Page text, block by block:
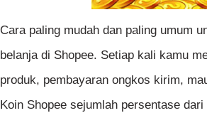
Cara paling mudah dan paling umum
belanja di Shopee. Setiap kali kamu
produk, pembayaran ongkos kirim,
Koin Shopee sejumlah persentase